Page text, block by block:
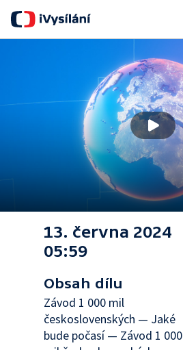
13. června 2024
05:59
Obsah dílu
Závod 1 000 mil
československých — Jaké
bude počasí — Závod 1 000